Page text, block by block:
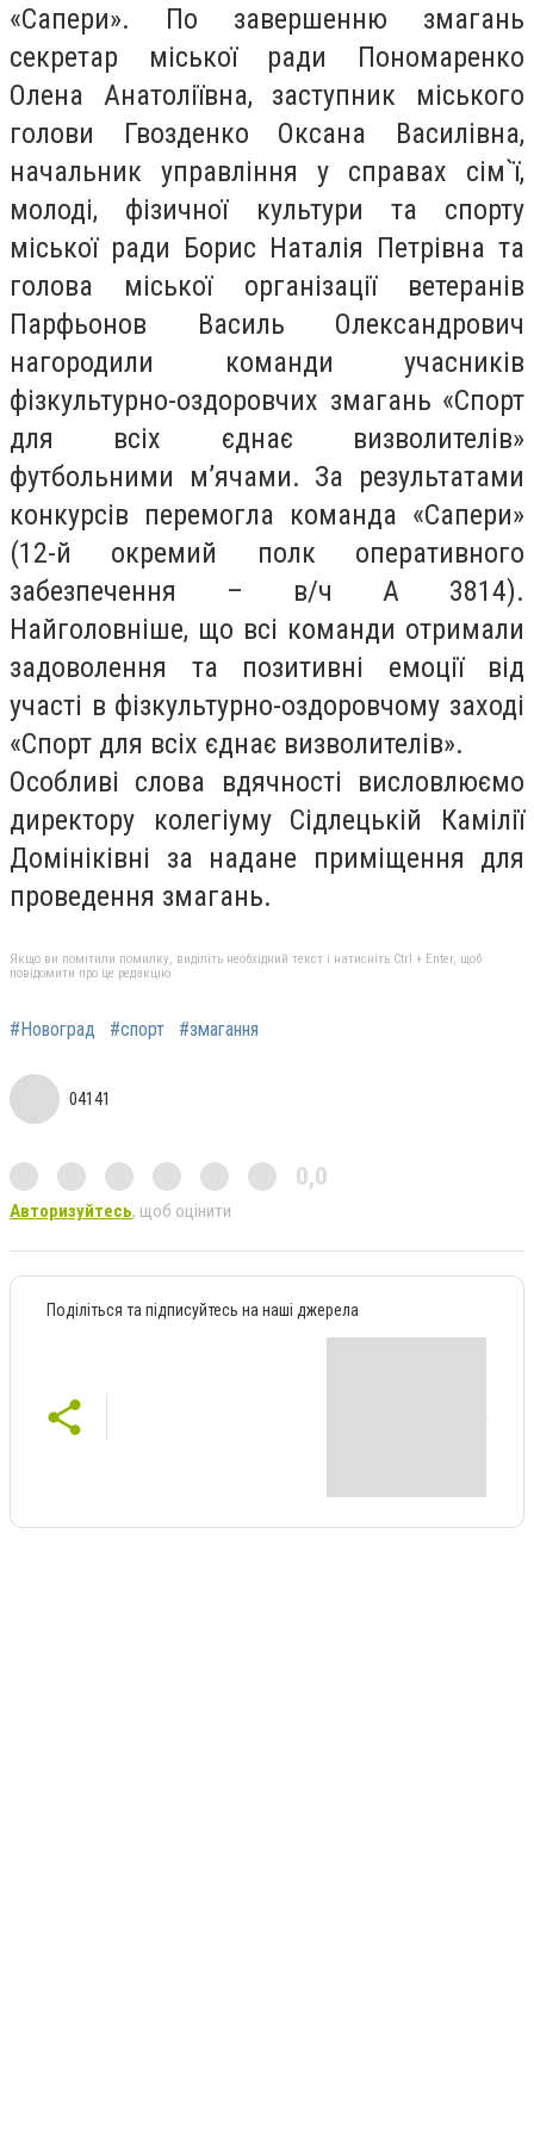
«Сапери». По завершенню змагань
секретар міської ради Пономаренко
Олена Анатоліївна, заступник міського
голови Гвозденко Оксана Василівна,
начальник управління у справах сім`ї,
молоді, фізичної культури та спорту
міської ради Борис Наталія Петрівна та
голова міської організації ветеранів
Парфьонов Василь Олександрович
нагородили команди учасників
фізкультурно-оздоровчих змагань «Спорт
для всіх єднає визволителів»
футбольними м’ячами. За результатами
конкурсів перемогла команда «Сапери»
(12-й окремий полк оперативного
забезпечення – в/ч А 3814).
Найголовніше, що всі команди отримали
задоволення та позитивні емоції від
участі в фізкультурно-оздоровчому заході
«Спорт для всіх єднає визволителів».
Особливі слова вдячності висловлюємо
директору колегіуму Сідлецькій Камілії
Домініківні за надане приміщення для
проведення змагань.
Якщо ви помітили помилку, виділіть необхідний текст і натисніть Ctrl + Enter, щоб
повідомити про це редакцію
#Новоград #спорт #змагання
04141
0,0
Авторизуйтесь, щоб оцінити
Поділіться та підписуйтесь на наші джерела